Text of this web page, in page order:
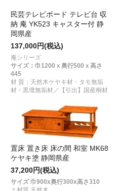
民芸テレビボード テレビ台 収
納 庵 YK523 キャスター付 静
岡県産
137,000円(税込)
庵シリーズ
サイズ：巾1200ｘ奥行500ｘ高さ
445
材 質：天然木ケヤキ材・タモ無垢
材・黒壇無垢材／【引出】国産桐材
置床 置き床 床の間 和室 MK68
ケヤキ塗 静岡県産
37,200円(税込)
サイズ 巾900x奥行300x高さ310